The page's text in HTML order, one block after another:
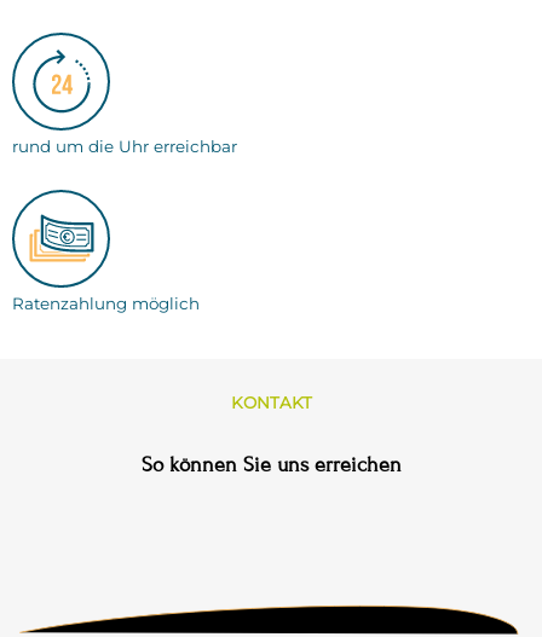
rund um die Uhr erreichbar
Ratenzahlung möglich
KONTAKT
So können Sie uns erreichen